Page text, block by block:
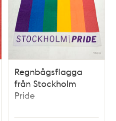
Regnbågsflagga
från Stockholm
Pride